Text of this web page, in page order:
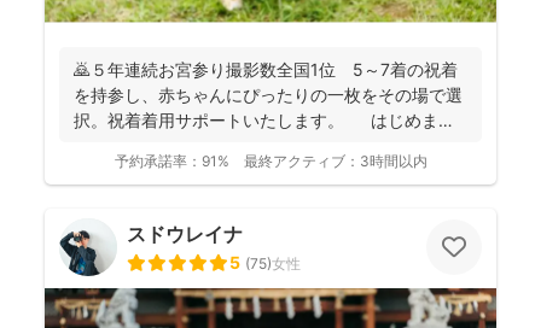
🙇５年連続お宮参り撮影数全国1位 5～7着の祝着
を持参し、赤ちゃんにぴったりの一枚をその場で選
択。祝着着用サポートいたします。 はじめまし
予約承諾率： 91% 最終アクティブ： 3時間以内
スドウレイナ
5 (75)女性